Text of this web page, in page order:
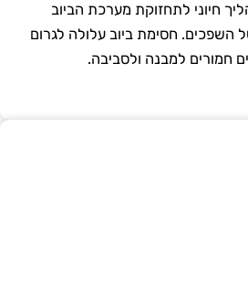
חיוני לתחזוקת מערכת הביוב
חסימת ביוב עלולה לגרום
חמורים למבנה ולסביבה.